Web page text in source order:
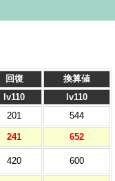
回復
換算値
lv110
lv110
201 544
241 652
420 600